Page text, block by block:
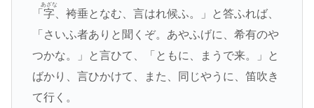
「 字
あざな
、袴垂となむ、言はれ候ふ。」と答ふれば、
「さいふ者ありと聞くぞ。あやふげに、希有のや
つかな。」と言ひて、「ともに、まうで来。」と
ばかり、言ひかけて、また、同じやうに、笛吹き
て行く。